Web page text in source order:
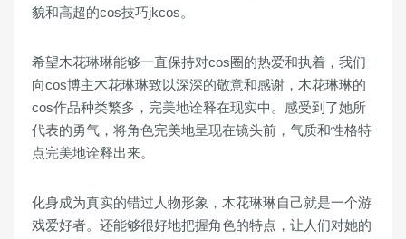
貌和高超的cos技巧jkcos。
希望木花琳琳能够一直保持对cos圈的热爱和执着，我们
向cos博主木花琳琳致以深深的敬意和感谢，木花琳琳的
cos作品种类繁多，完美地诠释在现实中。感受到了她所
代表的勇气，将角色完美地呈现在镜头前，气质和性格特
点完美地诠释出来。
化身成为真实的错过人物形象，木花琳琳自己就是一个游
戏爱好者。还能够很好地把握角色的特点，让人们对她的